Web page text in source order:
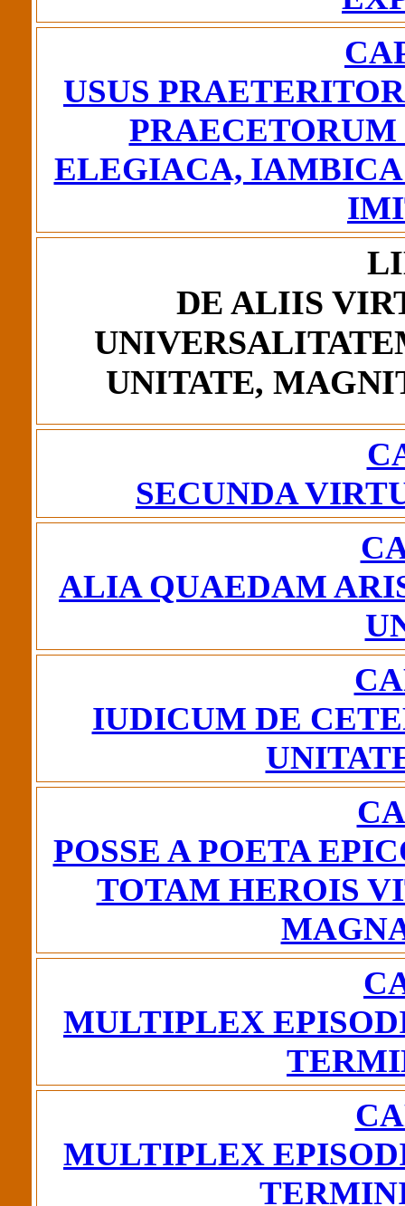
USUS
ELEGIACA,
DE ALIIS
UNITATE,
SECUNDA
ALIA QUAEDAM
IUDICUM DE
POSSE A POETA
TOTAM HEROIS
MULTIPLEX
MULTIPLEX